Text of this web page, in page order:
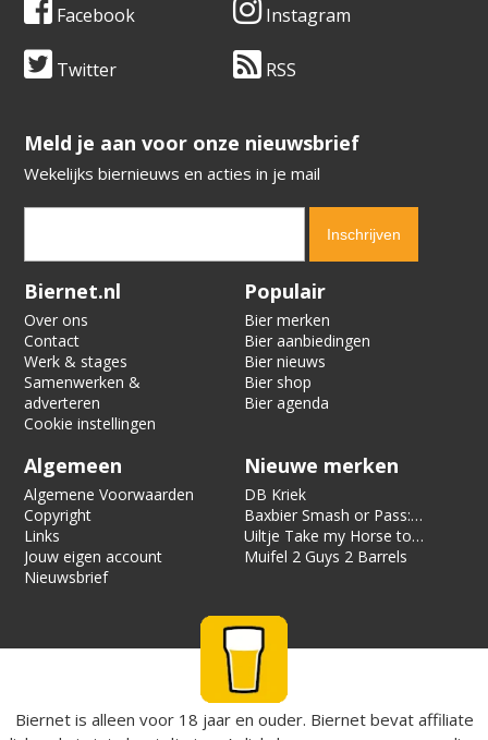
Facebook Instagram
Twitter RSS
​​​​​​​Meld je aan voor onze nieuwsbrief
Wekelijks biernieuws en acties in je mail
Verification code:
Biernet.nl
Over ons
Contact
Werk & stages
Samenwerken &
adverteren
Cookie instellingen
Populair
Bier merken
Bier aanbiedingen
Bier nieuws
Bier shop
Bier agenda
Algemeen
Algemene Voorwaarden
Copyright
Links
Jouw eigen account
Nieuwsbrief
Nieuwe merken
DB Kriek
Baxbier Smash or Pass:
Strata
Uiltje Take my Horse to
the Hotel Room
Muifel 2 Guys 2 Barrels
Biernet is alleen voor 18 jaar en ouder. Biernet bevat affiliate